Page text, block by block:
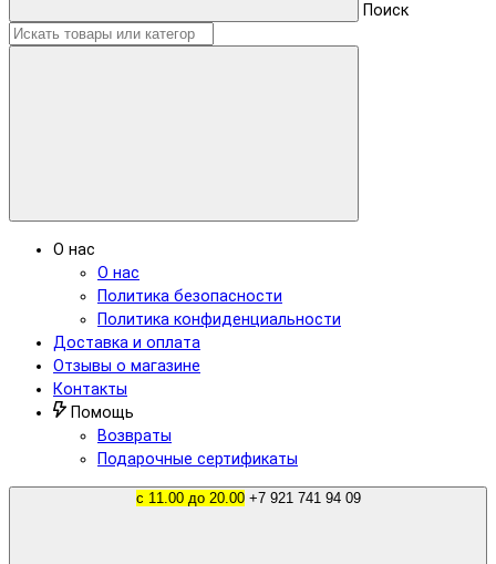
Поиск
О нас
О нас
Политика безопасности
Политика конфиденциальности
Доставка и оплата
Отзывы о магазине
Контакты
Помощь
Возвраты
Подарочные сертификаты
с 11.00 до 20.00 +7 921 741 94 09